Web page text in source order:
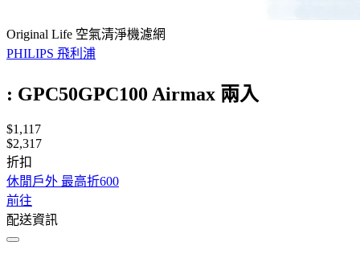
Original Life 空氣清淨機濾網
PHILIPS 飛利浦
: GPC50GPC100 Airmax 兩入
$1,117
$2,317
折扣
休閒戶外 最高折600
前往
配送資訊